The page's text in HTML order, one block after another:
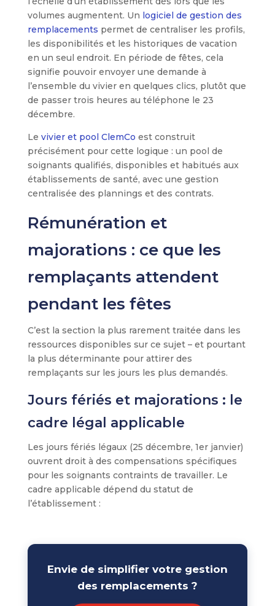
volumes augmentent. Un logiciel de gestion des
remplacements permet de centraliser les profils,
les disponibilités et les historiques de vacation
en un seul endroit. En période de fêtes, cela
signifie pouvoir envoyer une demande à
l’ensemble du vivier en quelques clics, plutôt que
de passer trois heures au téléphone le 23
décembre.
Le vivier et pool ClemCo est construit
précisément pour cette logique : un pool de
soignants qualifiés, disponibles et habitués aux
établissements de santé, avec une gestion
centralisée des plannings et des contrats.
Rémunération et
majorations : ce que les
remplaçants attendent
pendant les fêtes
C’est la section la plus rarement traitée dans les
ressources disponibles sur ce sujet – et pourtant
la plus déterminante pour attirer des
remplaçants sur les jours les plus demandés.
Jours fériés et majorations : le
cadre légal applicable
Les jours fériés légaux (25 décembre, 1er janvier)
ouvrent droit à des compensations spécifiques
pour les soignants contraints de travailler. Le
cadre applicable dépend du statut de
l’établissement :
Envie de simplifier votre gestion
des remplacements ?